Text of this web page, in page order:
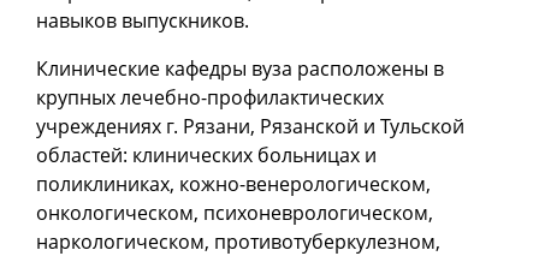
навыков выпускников.
Клинические кафедры вуза расположены в
крупных лечебно-профилактических
учреждениях г. Рязани, Рязанской и Тульской
областей: клинических больницах и
поликлиниках, кожно-венерологическом,
онкологическом, психоневрологическом,
наркологическом, противотуберкулезном,